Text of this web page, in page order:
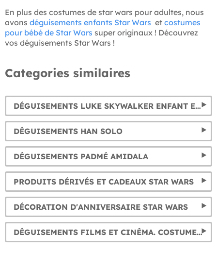
En plus des costumes de star wars pour adultes, nous
avons déguisements enfants Star Wars et costumes
pour bébé de Star Wars super originaux ! Découvrez
vos déguisements Star Wars !
Categories similaires
DÉGUISEMENTS LUKE SKYWALKER ENFANT ET ADULTE
DÉGUISEMENTS HAN SOLO
DÉGUISEMENTS PADMÉ AMIDALA
PRODUITS DÉRIVÉS ET CADEAUX STAR WARS
DÉCORATION D'ANNIVERSAIRE STAR WARS
DÉGUISEMENTS FILMS ET CINÉMA. COSTUMES SÉRIES TV